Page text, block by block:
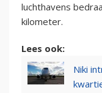
luchthavens
kilometer.
Lees ook:
Niki